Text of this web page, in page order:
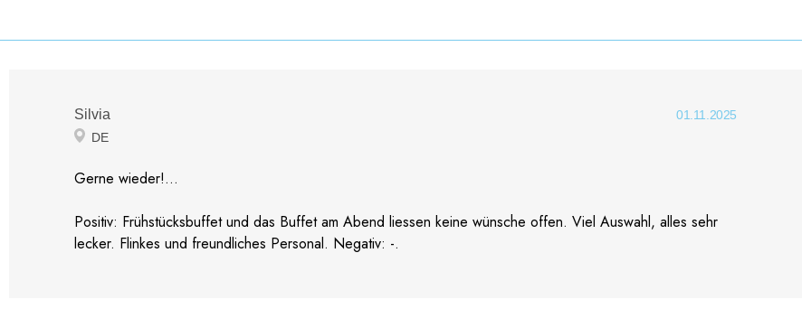
Silvia
DE
01.11.2025
Gerne wieder!...
Positiv: Frühstücksbuffet und das Buffet am Abend liessen keine wünsche offen. Viel Auswahl, alles sehr
lecker. Flinkes und freundliches Personal. Negativ: -.